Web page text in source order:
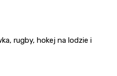
rugby, hokej na lodzie i